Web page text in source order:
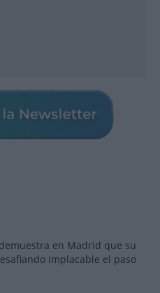
en Madrid que su
implacable el paso